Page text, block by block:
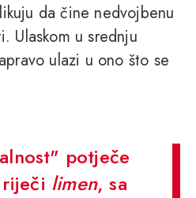
da čine nedvojbenu
Ulaskom u srednju
ulazi u ono što se
potječe
limen, sa